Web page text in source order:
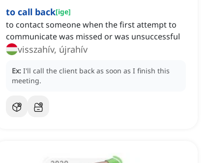
to call back[ige]
to contact someone when the first attempt to
communicate was missed or was unsuccessful
visszahív, újrahív
Ex: I'll call the client back as soon as I finish this
meeting.